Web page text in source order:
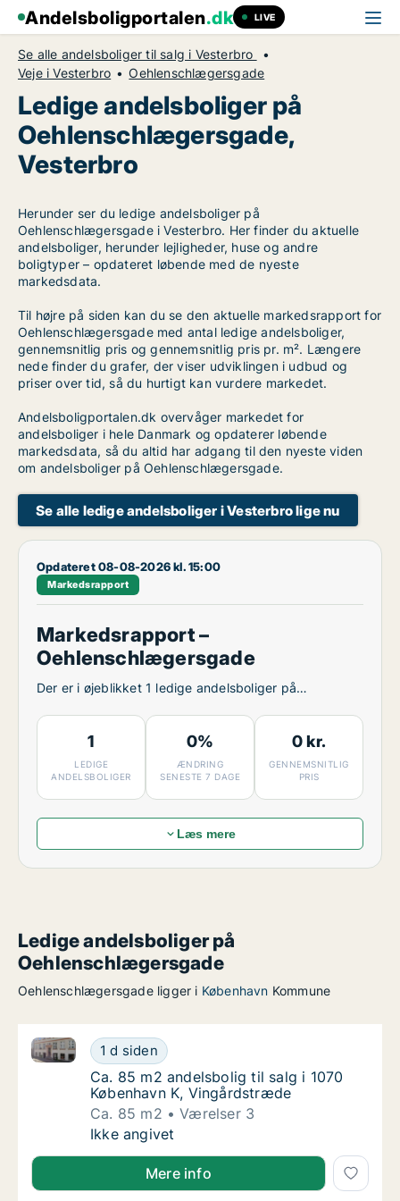
Andelsboligportalen.dk LIVE
Se alle andelsboliger til salg i Vesterbro
Veje i Vesterbro
Oehlenschlægersgade
Ledige andelsboliger på
Oehlenschlægersgade,
Vesterbro
Herunder ser du ledige andelsboliger på
Oehlenschlægersgade i Vesterbro. Her finder du aktuelle
andelsboliger, herunder lejligheder, huse og andre
boligtyper – opdateret løbende med de nyeste
markedsdata.
Til højre på siden kan du se den aktuelle markedsrapport for
Oehlenschlægersgade med antal ledige andelsboliger,
gennemsnitlig pris og gennemsnitlig pris pr. m². Længere
nede finder du grafer, der viser udviklingen i udbud og
priser over tid, så du hurtigt kan vurdere markedet.
Andelsboligportalen.dk overvåger markedet for
andelsboliger i hele Danmark og opdaterer løbende
markedsdata, så du altid har adgang til den nyeste viden
om andelsboliger på Oehlenschlægersgade.
Se alle ledige andelsboliger i Vesterbro lige nu
Opdateret 08-08-2026 kl. 15:00
Markedsrapport
Markedsrapport –
Oehlenschlægersgade
Der er i øjeblikket 1 ledige andelsboliger på
1
LEDIGE
ANDELSBOLIGER
0%
ÆNDRING
SENESTE 7 DAGE
0 kr.
GENNEMSNITLIG
PRIS
Læs mere
Ledige andelsboliger på
Oehlenschlægersgade
Oehlenschlægersgade ligger i København Kommune
Ca. 85 m2 andelsbolig til salg i 1070
1 d siden
Ca. 85 m2 andelsbolig til salg i 1070 København K,
Ca. 85 m2 andelsbolig til salg i 1070
Ca. 85 m2 andelsbolig til salg i 1070
København K, Vingårdstræde
Ca. 85 m2
Værelser 3
Ca. 85 m2 andelsbolig til salg i 1070
Ikke angivet
Mere info